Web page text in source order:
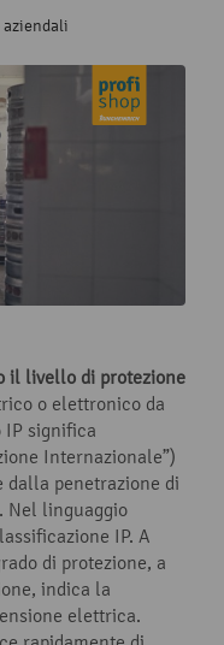
aziendali
il livello di protezione
o elettronico da
IP significa
Internazionale”)
dalla penetrazione di
Nel linguaggio
IP. A
di protezione, a
indica la
elettrica.